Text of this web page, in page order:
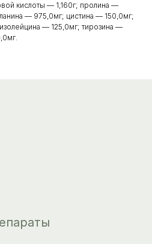
кислоты — 1,160г; пролина —
— 975,0мг; цистина — 150,0мг;
— 125,0мг; тирозина —